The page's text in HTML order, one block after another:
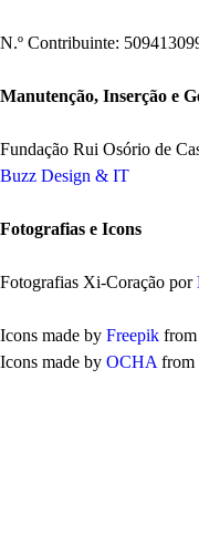
N.º Contribuinte:
Manutenção, Inserção e
Fundação Rui Osório de
Buzz Design & IT
Fotografias e Icons
Fotografias Xi-Coração por
Icons made by Freepik from
Icons made by OCHA from